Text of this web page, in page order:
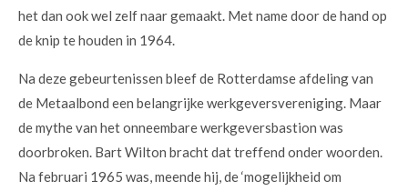
het dan ook wel zelf naar gemaakt. Met name door de hand op
de knip te houden in 1964.
Na deze gebeurtenissen bleef de Rotterdamse afdeling van
de Metaalbond een belangrijke werkgeversvereniging. Maar
de mythe van het onneembare werkgeversbastion was
doorbroken. Bart Wilton bracht dat treffend onder woorden.
Na februari 1965 was, meende hij, de ‘mogelijkheid om